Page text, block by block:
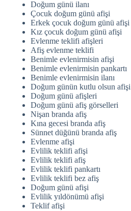
Doğum günü ilanı
Çocuk doğum günü afişi
Erkek çocuk doğum günü afişi
Kız çocuk doğum günü afişi
Evlenme teklifi afişleri
Afiş evlenme teklifi
Benimle evlenirmisin afişi
Benimle evlenirmisin pankartı
Benimle evlenirmisin ilanı
Doğum günün kutlu olsun afişi
Doğum günü afişleri
Doğum günü afiş görselleri
Nişan branda afiş
Kına gecesi branda afiş
Sünnet düğünü branda afiş
Evlenme afişi
Evlilik teklifi afişi
Evlilik teklifi afiş
Evlilik teklifi pankartı
Evlilik teklifi bez afiş
Doğum günü afişi
Evlilik yıldönümü afişi
Teklif afişi